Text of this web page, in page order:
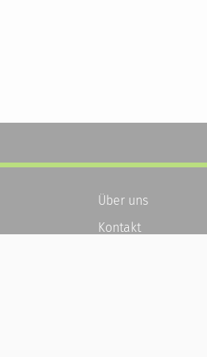
Über uns
Kontakt